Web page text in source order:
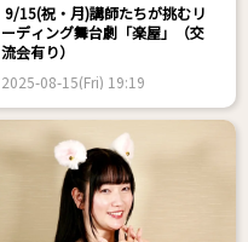
9/15(祝・月)講師たちが挑むリ
ーディング舞台劇「楽屋」（交
流会有り）
2025-08-15(Fri) 19:19